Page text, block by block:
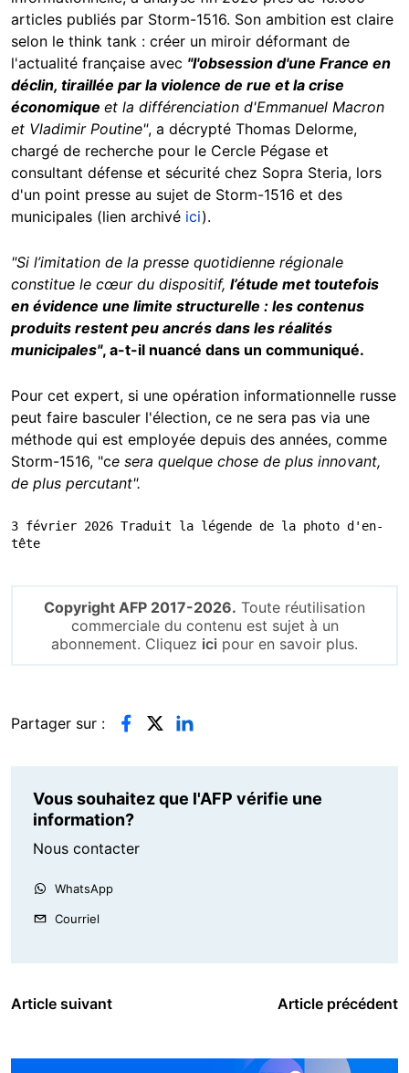
articles publiés par Storm-1516. Son ambition est claire
selon le think tank : créer un miroir déformant de
l'actualité française avec "l'obsession d'une France en
déclin, tiraillée par la violence de rue et la crise
économique et la différenciation d'Emmanuel Macron
et Vladimir Poutine", a décrypté Thomas Delorme,
chargé de recherche pour le Cercle Pégase et
consultant défense et sécurité chez Sopra Steria, lors
d'un point presse au sujet de Storm-1516 et des
municipales (lien archivé ici).
"Si l’imitation de la presse quotidienne régionale
constitue le cœur du dispositif, l’étude met toutefois
en évidence une limite structurelle : les contenus
produits restent peu ancrés dans les réalités
municipales", a-t-il nuancé dans un communiqué.
Pour cet expert, si une opération informationnelle russe
peut faire basculer l'élection, ce ne sera pas via une
méthode qui est employée depuis des années, comme
Storm-1516, "ce sera quelque chose de plus innovant,
de plus percutant".
3 février 2026 Traduit la légende de la photo d'en-
tête
Copyright AFP 2017-2026. Toute réutilisation
commerciale du contenu est sujet à un
abonnement. Cliquez ici pour en savoir plus.
Partager sur :
Vous souhaitez que l'AFP vérifie une
information?
Nous contacter
WhatsApp
Courriel
Article suivant Article précédent